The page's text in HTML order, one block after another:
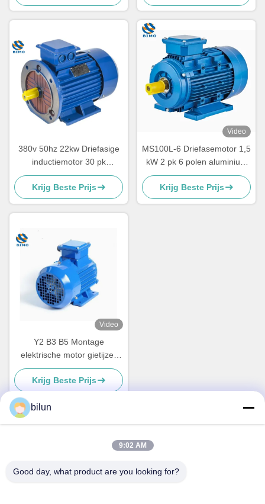
380v 50hz 22kw Driefasige
inductiemotor 30 pk
Elektrische motor
Krijg Beste Prijs
Video
MS100L-6 Driefasemotor 1,5
kW 2 pk 6 polen aluminium
motor met behuizing MS-
serie
Krijg Beste Prijs
Video
Y2 B3 B5 Montage
elektrische motor gietijzer
driefasige elektrische motor
2 pool 4 pool
Krijg Beste Prijs
Adres
bilun
9:02 AM
Good day, what product are you looking for?